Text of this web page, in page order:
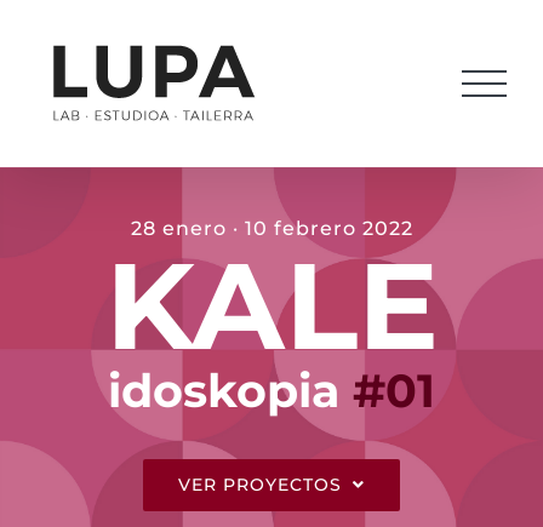
contenido
28 enero · 10 febrero 2022
KALE
idoskopia #01
VER PROYECTOS